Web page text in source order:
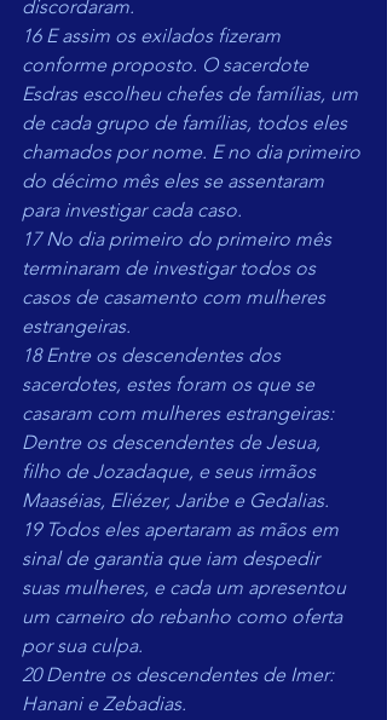
discordaram.
16 E assim os exilados fizeram
conforme proposto. O sacerdote
Esdras escolheu chefes de famílias, um
de cada grupo de famílias, todos eles
chamados por nome. E no dia primeiro
do décimo mês eles se assentaram
para investigar cada caso.
17 No dia primeiro do primeiro mês
terminaram de investigar todos os
casos de casamento com mulheres
estrangeiras.
18 Entre os descendentes dos
sacerdotes, estes foram os que se
casaram com mulheres estrangeiras:
Dentre os descendentes de Jesua,
filho de Jozadaque, e seus irmãos
Maaséias, Eliézer, Jaribe e Gedalias.
19 Todos eles apertaram as mãos em
sinal de garantia que iam despedir
suas mulheres, e cada um apresentou
um carneiro do rebanho como oferta
por sua culpa.
20 Dentre os descendentes de Imer:
Hanani e Zebadias.